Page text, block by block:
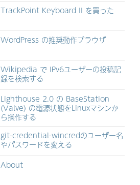
TrackPoint Keyboard II を買った
WordPress の推奨動作ブラウザ
Wikipedia で IPv6ユーザーの投稿記
録を検索する
Lighthouse 2.0 の BaseStation
(Valve) の電源状態をLinuxマシンか
ら操作する
git-credential-wincredのユーザー名
やパスワードを変える
About